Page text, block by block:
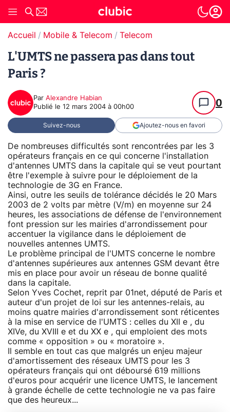
Accueil Mobile & Telecom Telecom
L'UMTS ne passera pas dans tout
Paris ?
Par Alexandre Habian
Publié le 12 mars 2004 à 00h00 0
Suivez-nous Ajoutez-nous en favori
De nombreuses difficultés sont rencontrées par les 3
opérateurs français en ce qui concerne l'installation
d'antennes UMTS dans la capitale qui se veut pourtant
être l'exemple à suivre pour le déploiement de la
technologie de 3G en France.
Ainsi, outre les seuils de tolérance décidés le 20 Mars
2003 de 2 volts par mètre (V/m) en moyenne sur 24
heures, les associations de défense de l'environnement
font pression sur les mairies d'arrondissement pour
accentuer la vigilance dans le déploiement de
nouvelles antennes UMTS.
Le problème principal de l'UMTS concerne le nombre
d'antennes supérieures aux antennes GSM devant être
mis en place pour avoir un réseau de bonne qualité
dans la capitale.
Selon Yves Cochet, reprit par 01net, député de Paris et
auteur d'un projet de loi sur les antennes-relais, au
moins quatre mairies d'arrondissement sont réticentes
à la mise en service de l'UMTS : celles du XII e , du
XIVe, du XVIII e et du XX e , qui emploient des mots
comme « opposition » ou « moratoire ».
Il semble en tout cas que malgrés un enjeu majeur
d'amortissement des réseaux UMTS pour les 3
opérateurs français qui ont déboursé 619 millions
d'euros pour acquérir une licence UMTS, le lancement
à grande échelle de cette technologie ne va pas faire
que des heureux...